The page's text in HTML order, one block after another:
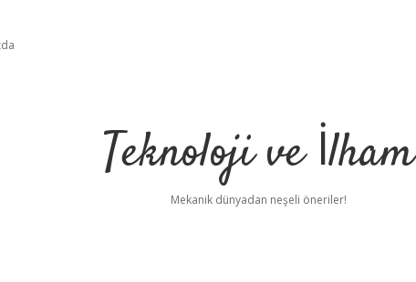
Teknoloji ve İlham
Mekanik dünyadan neşeli öneriler!